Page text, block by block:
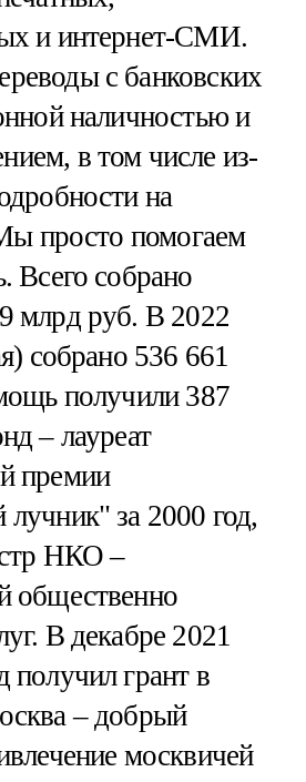
и интернет-СМИ.
с банковских
наличностью и
в том числе из-
на
просто помогаем
Всего собрано
млрд руб. В 2022
собрано 536 661
получили 387
– лауреат
премии
за 2000 год,
НКО –
общественно
В декабре 2021
получил грант в
– добрый
москвичей